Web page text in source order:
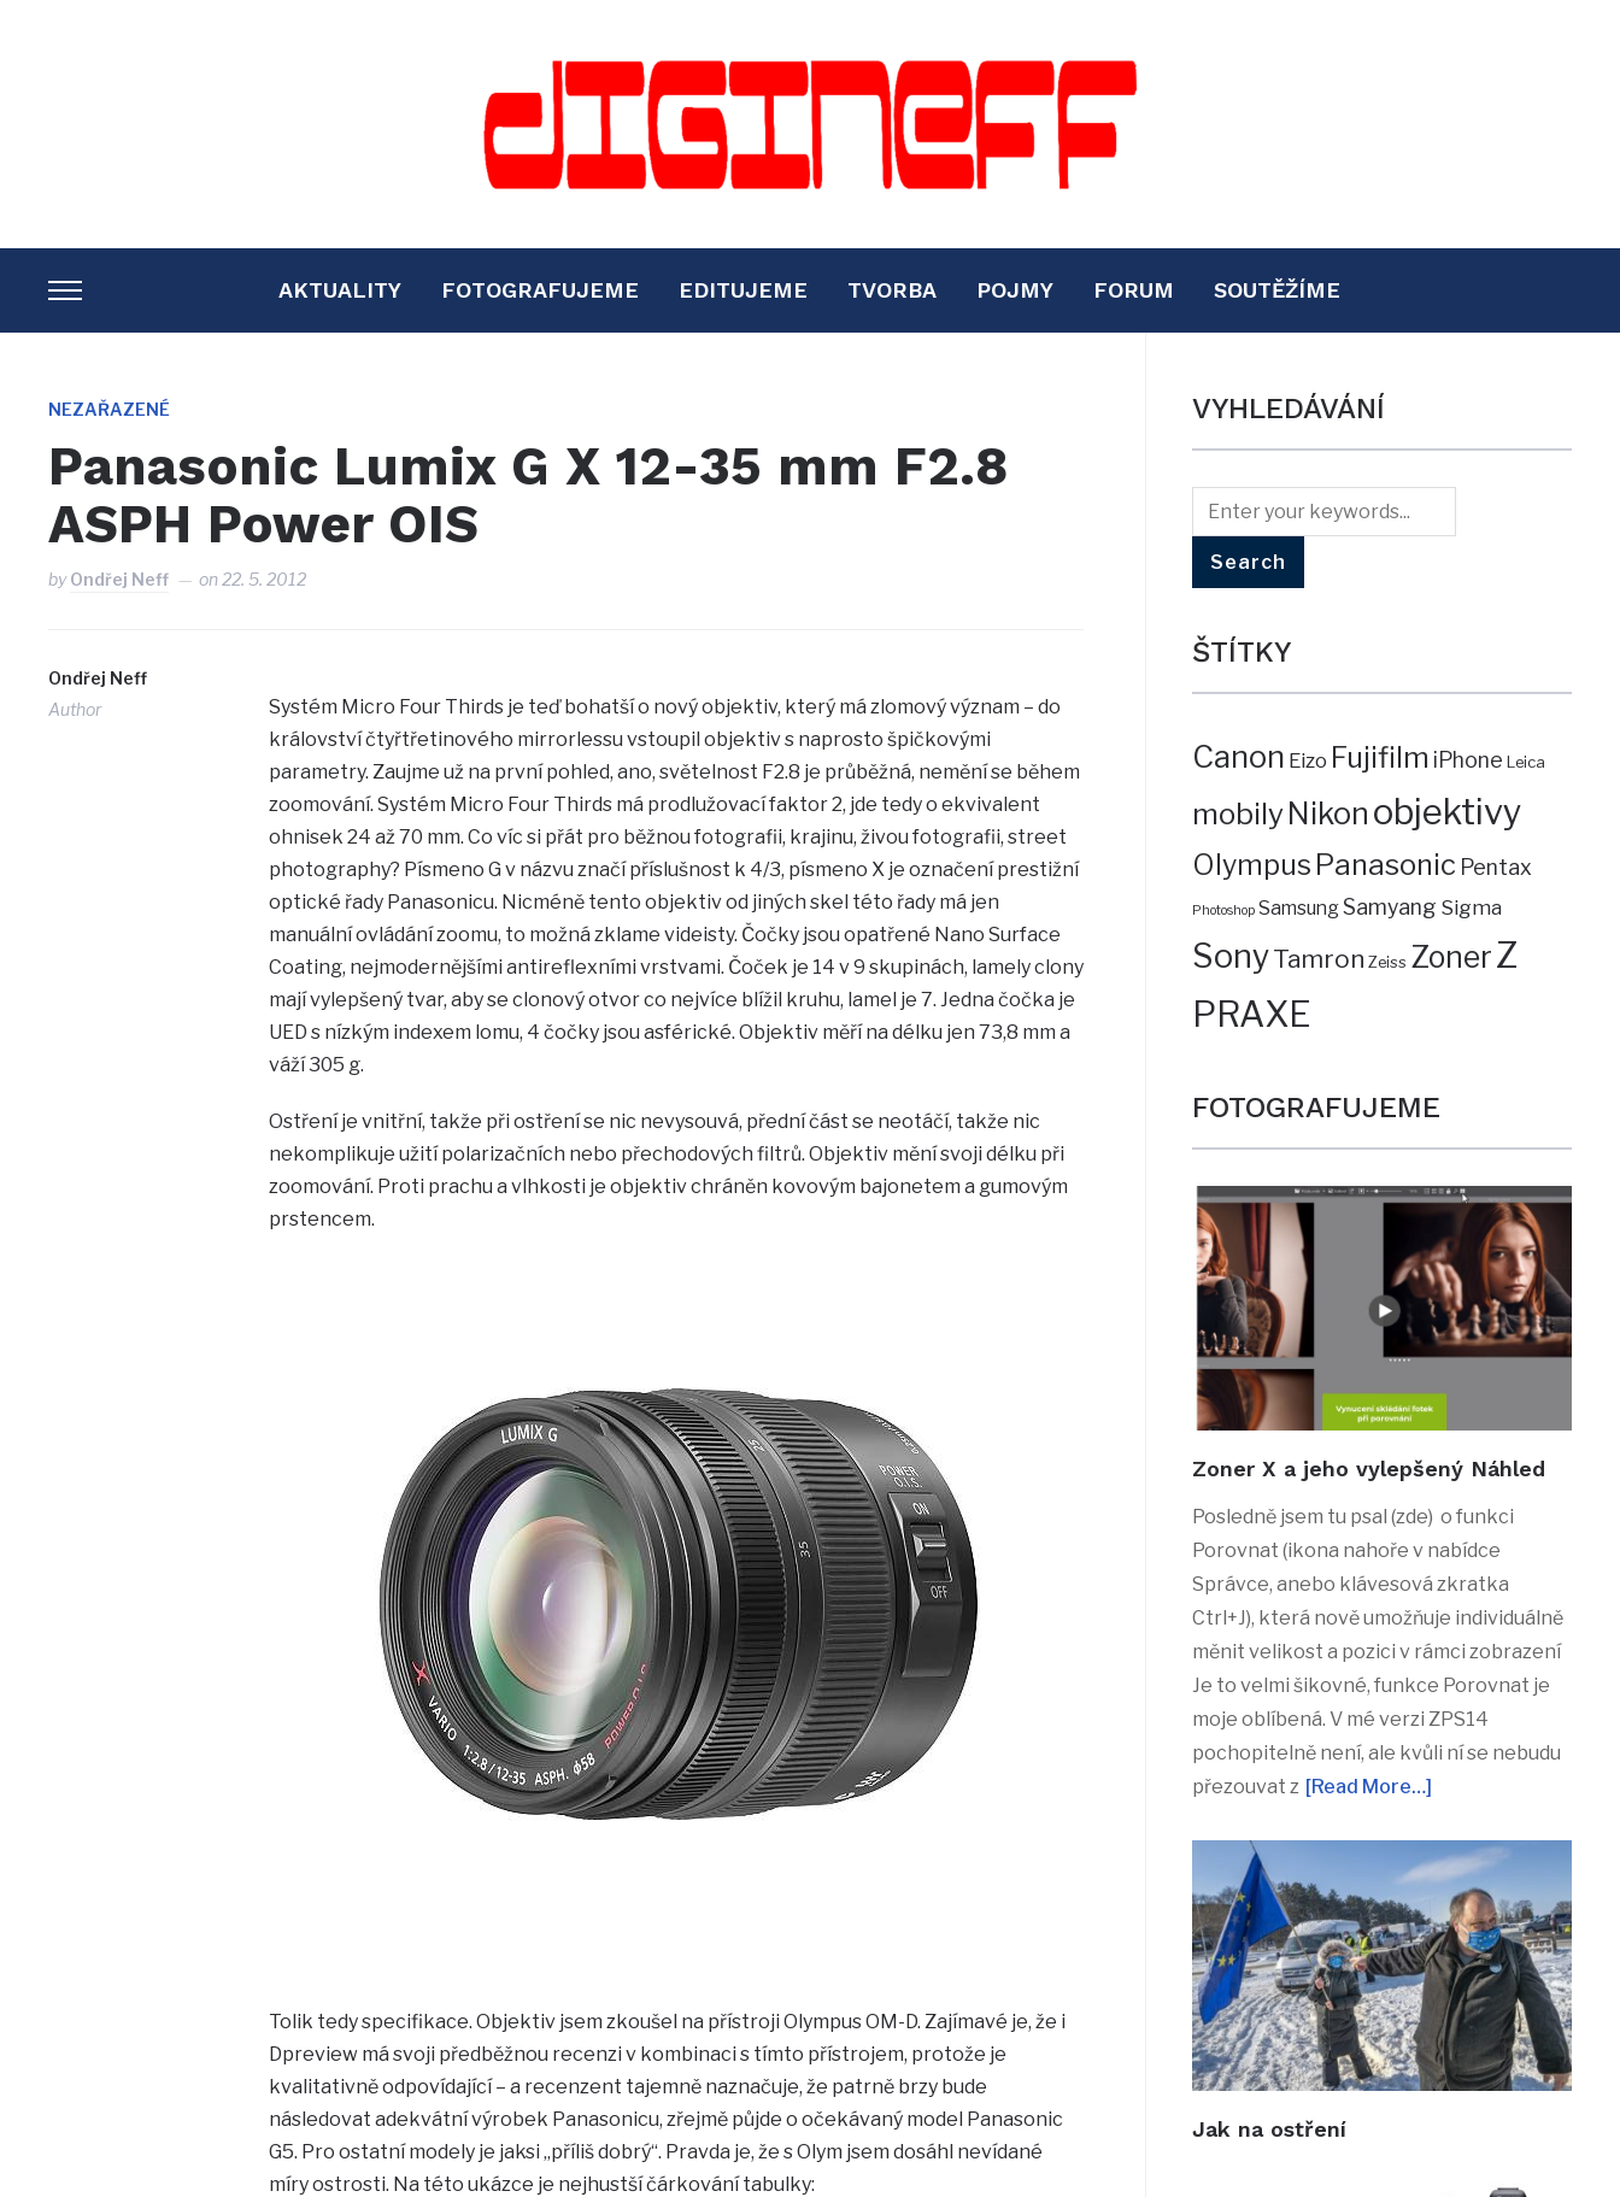
TOGGLE
SIDEBAR
NAVIGATION
AKTUALITY FOTOGRAFUJEME EDITUJEME TVORBA POJMY FORUM SOUTĚŽÍME
NEZAŘAZENÉ
Panasonic Lumix G X 12-35 mm F2.8
ASPH Power OIS
byOndřej Neff on22. 5. 2012
Ondřej Neff
Author
Systém Micro Four Thirds je teď bohatší o nový objektiv, který má zlomový význam – do
království čtyřtřetinového mirrorlessu vstoupil objektiv s naprosto špičkovými
parametry. Zaujme už na první pohled, ano, světelnost F2.8 je průběžná, nemění se během
zoomování. Systém Micro Four Thirds má prodlužovací faktor 2, jde tedy o ekvivalent
ohnisek 24 až 70 mm. Co víc si přát pro běžnou fotografii, krajinu, živou fotografii, street
photography? Písmeno G v názvu značí příslušnost k 4/3, písmeno X je označení prestižní
optické řady Panasonicu. Nicméně tento objektiv od jiných skel této řady má jen
manuální ovládání zoomu, to možná zklame videisty. Čočky jsou opatřené Nano Surface
Coating, nejmodernějšími antireflexními vrstvami. Čoček je 14 v 9 skupinách, lamely clony
mají vylepšený tvar, aby se clonový otvor co nejvíce blížil kruhu, lamel je 7. Jedna čočka je
UED s nízkým indexem lomu, 4 čočky jsou asférické. Objektiv měří na délku jen 73,8 mm a
váží 305 g.
Ostření je vnitřní, takže při ostření se nic nevysouvá, přední část se neotáčí, takže nic
nekomplikuje užití polarizačních nebo přechodových filtrů. Objektiv mění svoji délku při
zoomování. Proti prachu a vlhkosti je objektiv chráněn kovovým bajonetem a gumovým
prstencem.
Tolik tedy specifikace. Objektiv jsem zkoušel na přístroji Olympus OM-D. Zajímavé je, že i
Dpreview má svoji předběžnou recenzi v kombinaci s tímto přístrojem, protože je
kvalitativně odpovídající – a recenzent tajemně naznačuje, že patrně brzy bude
následovat adekvátní výrobek Panasonicu, zřejmě půjde o očekávaný model Panasonic
G5. Pro ostatní modely je jaksi „příliš dobrý“. Pravda je, že s Olym jsem dosáhl nevídané
míry ostrosti. Na této ukázce je nejhustší čárkování tabulky:
VYHLEDÁVÁNÍ
ŠTÍTKY
Canon Eizo Fujifilm iPhone Leica
mobilyNikon objektivy
Olympus Panasonic Pentax
Photoshop SamsungSamyang Sigma
SonyTamron Zeiss ZonerZ
PRAXE
FOTOGRAFUJEME
Zoner X a jeho vylepšený Náhled
Posledně jsem tu psal (zde) o funkci
Porovnat (ikona nahoře v nabídce
Správce, anebo klávesová zkratka
Ctrl+J), která nově umožňuje individuálně
měnit velikost a pozici v rámci zobrazení
Je to velmi šikovné, funkce Porovnat je
moje oblíbená. V mé verzi ZPS14
pochopitelně není, ale kvůli ní se nebudu
přezouvat z [Read More…]
Jak na ostření